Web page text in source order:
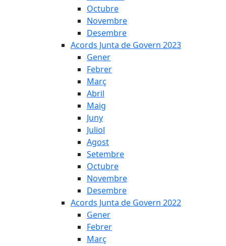
Octubre
Novembre
Desembre
Acords Junta de Govern 2023
Gener
Febrer
Març
Abril
Maig
Juny
Juliol
Agost
Setembre
Octubre
Novembre
Desembre
Acords Junta de Govern 2022
Gener
Febrer
Març